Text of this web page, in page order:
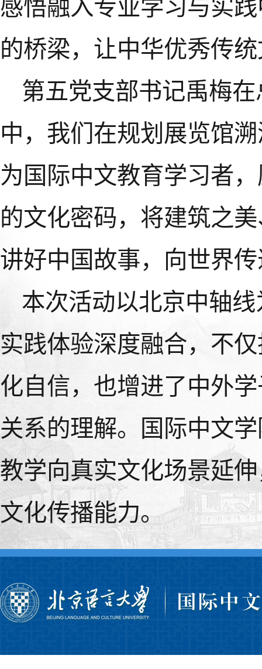
感悟融入专业学习与实
的桥梁，让中华优秀传
第五党支部书记禹梅
中，我们在规划展览馆
为国际中文教育学习者
的文化密码，将建筑之
讲好中国故事，向世界
本次活动以北京中轴
实践体验深度融合，不
化自信，也增进了中外
关系的理解。国际中文
教学向真实文化场景延
文化传播能力。